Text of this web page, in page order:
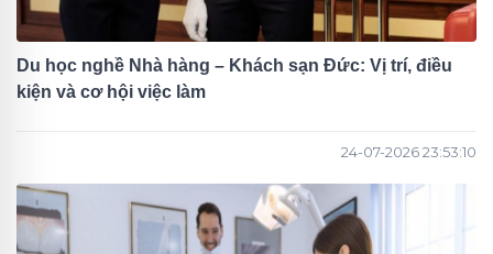
Du học nghề Nhà hàng – Khách sạn Đức: Vị trí, điều
kiện và cơ hội việc làm
24-07-2026 23:53:10